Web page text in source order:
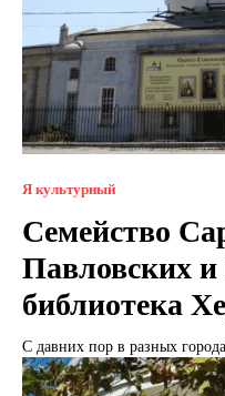
Я культурный
Семейство
Павловских и
библиотека
С давних пор в разных